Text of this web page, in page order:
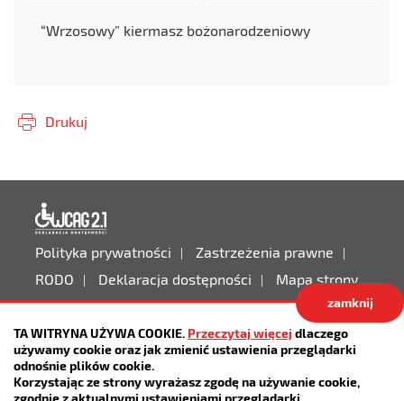
TA WITRYNA UŻYWA COOKIE. Przeczytaj więcej dlaczego
używamy cookie oraz jak zmienić ustawienia przeglądarki
odnośnie plików cookie.
Korzystając ze strony wyrażasz zgodę na używanie cookie,
zgodnie z aktualnymi ustawieniami przeglądarki.
zamknij
“Wrzosowy” kiermasz bożonarodzeniowy
Drukuj
Polityka prywatności
Zastrzeżenia prawne
RODO
Deklaracja dostępności Mapa strony
Projekt: IntraCOM.pl